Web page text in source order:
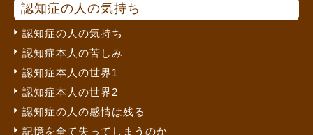
認知症の人の気持ち
認知症の人の気持ち
認知症本人の苦しみ
認知症本人の世界1
認知症本人の世界2
認知症の人の感情は残る
記憶を全て失ってしまうのか